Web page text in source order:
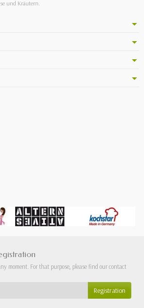
und Kräutern.
moment. For that purpose, please find our contact
Registration